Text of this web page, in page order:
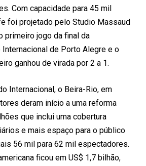
Com capacidade para 45 mil
foi projetado pelo Studio Massaud
primeiro jogo da final da
de Porto Alegre e o
ganhou de virada por 2 a 1.
Internacional, o Beira-Rio, em
deram início a uma reforma
que inclui uma cobertura
e mais espaço para o público
56 mil para 62 mil espectadores.
ficou em US$ 1,7 bilhão,